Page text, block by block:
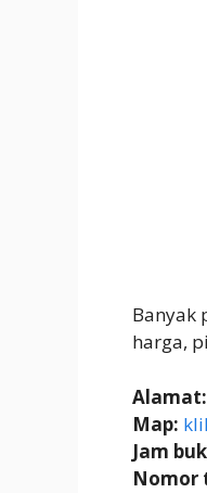
Banyak
harga,
Alamat:
Map:
Jam
Nomor